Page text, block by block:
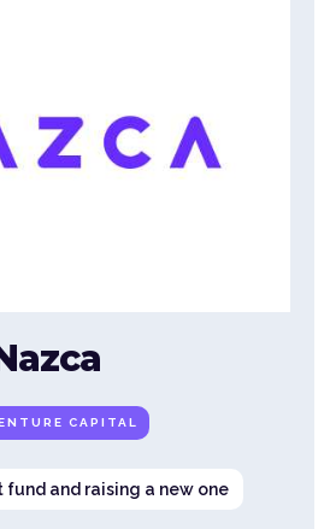
CAPITAL
fund and raising a new one